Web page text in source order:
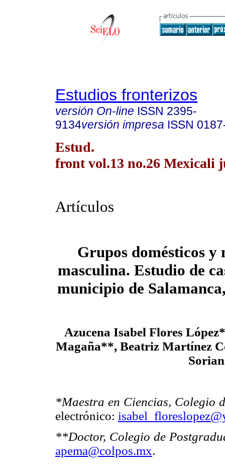
Estudios fronterizos
versión On-line ISSN 2395-
9134versión impresa ISSN
Estud.
front vol.13 no.26 Mexicali
Artículos
Grupos domésticos y
masculina. Estudio de
municipio de
Azucena Isabel Flores
Magaña**, Beatriz Martínez
*Maestra en Ciencias, Colegio
electrónico:
**Doctor, Colegio de
apema@colpos.mx.